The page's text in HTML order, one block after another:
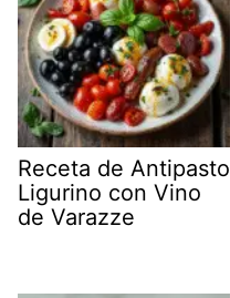
Receta de Antipasto
Ligurino con Vino
de Varazze